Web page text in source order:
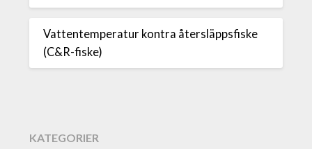
Vattentemperatur kontra återsläppsfiske
(C&R-fiske)
KATEGORIER